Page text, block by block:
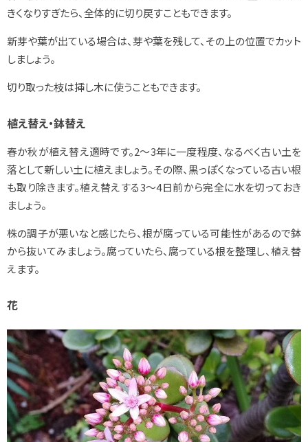
きくなりすぎたら、全体的に切り戻すこともできます。
新芽や葉が出ている場合は、芽や葉を残して、その上の位置でカット
しましょう。
切り取った枝は挿し木に使うこともできます。
植え替え・鉢替え
春か秋が植え替え適時です。2～3年に一度程度、なるべく古い土を
落として新しい土に植えましょう。その際、黒っぽくなっている古い根
も取り除きます。植え替えする3～4日前から完全に水を切っておき
ましょう。
株の調子が悪いなと感じたら、根が腐っている可能性があるので鉢
から抜いてみましょう。腐っていたら、腐っている根を整理し、植え替
えます。
花